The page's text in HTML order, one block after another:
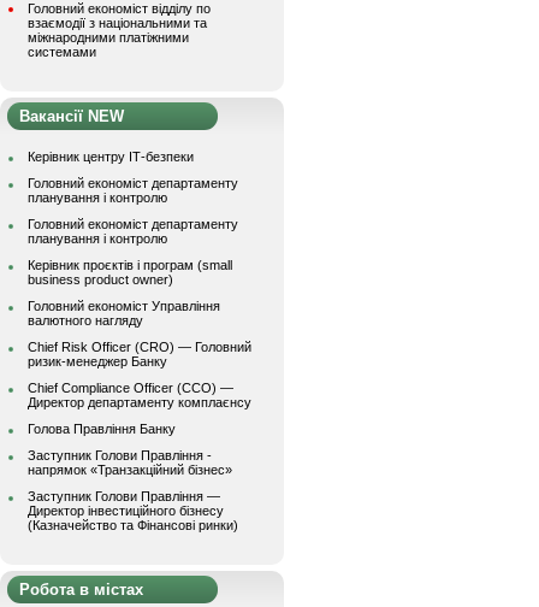
Головний економіст відділу по
взаємодії з національними та
міжнародними платіжними
системами
Вакансії NEW
Керівник центру ІТ-безпеки
Головний економіст департаменту
планування і контролю
Головний економіст департаменту
планування і контролю
Керівник проєктів і програм (small
business product owner)
Головний економіст Управління
валютного нагляду
Chief Risk Officer (CRO) — Головний
ризик-менеджер Банку
Chief Compliance Officer (CCO) —
Директор департаменту комплаєнсу
Голова Правління Банку
Заступник Голови Правління -
напрямок «Транзакційний бізнес»
Заступник Голови Правління —
Директор інвестиційного бізнесу
(Казначейство та Фінансові ринки)
Робота в містах